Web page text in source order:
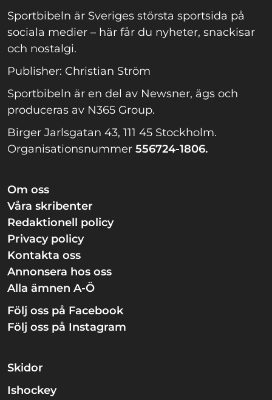
Sportbibeln är Sveriges största sportsida på
sociala medier – här får du nyheter, snackisar
och nostalgi.
Publisher: Christian Ström
Sportbibeln är en del av Newsner, ägs och
produceras av N365 Group.
Birger Jarlsgatan 43, 111 45 Stockholm.
Organisationsnummer 556724-1806.
Om oss
Våra skribenter
Redaktionell policy
Privacy policy
Kontakta oss
Annonsera hos oss
Alla ämnen A-Ö
Följ oss på Facebook
Följ oss på Instagram
Skidor
Ishockey